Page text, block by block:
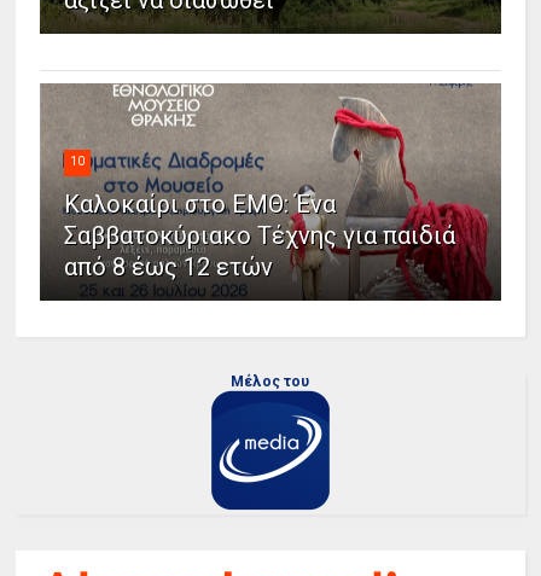
10
Καλοκαίρι στο ΕΜΘ: Ένα
Σαββατοκύριακο Τέχνης για παιδιά
από 8 έως 12 ετών
Μέλος του